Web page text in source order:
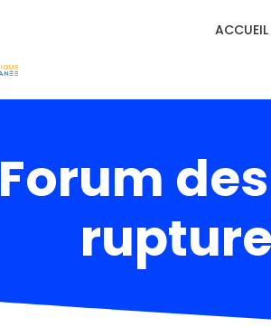
ACCUEIL
Forum